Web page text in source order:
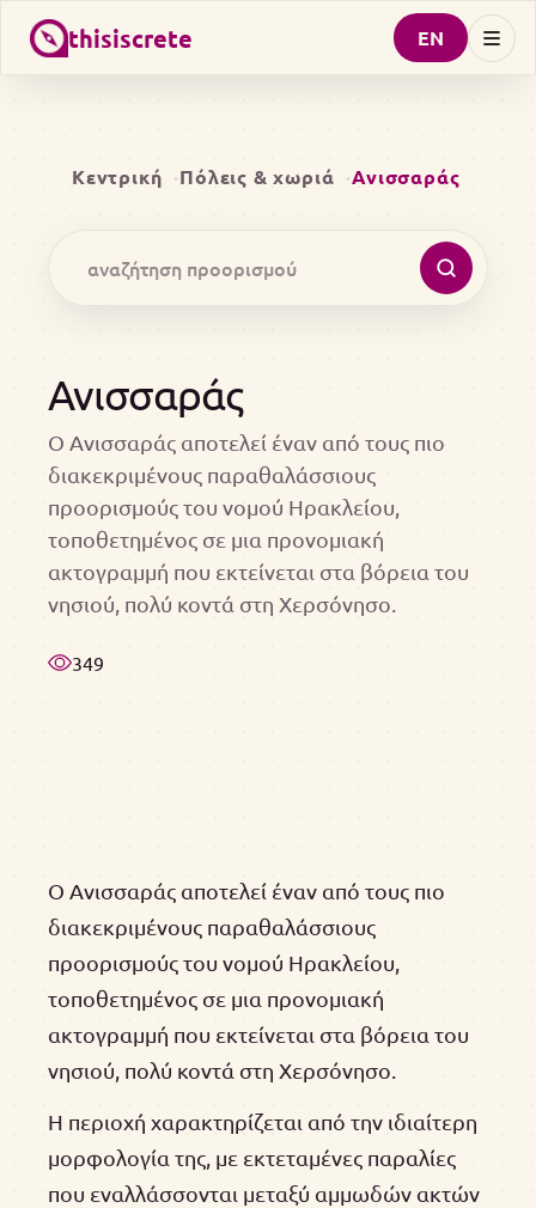
thisiscrete EN
Κεντρική Πόλεις & χωριά Ανισσαράς
Ανισσαράς
Ο Ανισσαράς αποτελεί έναν από τους πιο
διακεκριμένους παραθαλάσσιους
προορισμούς του νομού Ηρακλείου,
τοποθετημένος σε μια προνομιακή
ακτογραμμή που εκτείνεται στα βόρεια του
νησιού, πολύ κοντά στη Χερσόνησο.
349
Ο Ανισσαράς αποτελεί έναν από τους πιο
διακεκριμένους παραθαλάσσιους
προορισμούς του νομού Ηρακλείου,
τοποθετημένος σε μια προνομιακή
ακτογραμμή που εκτείνεται στα βόρεια του
νησιού, πολύ κοντά στη Χερσόνησο.
Η περιοχή χαρακτηρίζεται από την ιδιαίτερη
μορφολογία της, με εκτεταμένες παραλίες
που εναλλάσσονται μεταξύ αμμωδών ακτών